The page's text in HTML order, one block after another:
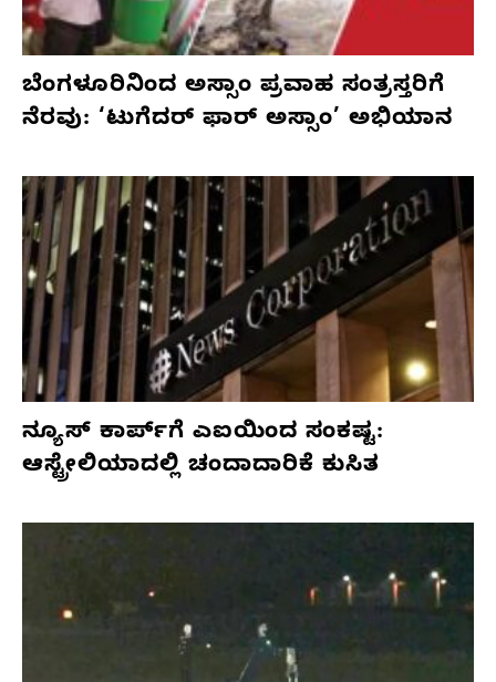
ಬೆಂಗಳೂರಿನಿಂದ ಅಸ್ಸಾಂ ಪ್ರವಾಹ ಸಂತ್ರಸ್ತರಿಗೆ
ನೆರವು: ‘ಟುಗೆದರ್ ಫಾರ್ ಅಸ್ಸಾಂ’ ಅಭಿಯಾನ
ನ್ಯೂಸ್ ಕಾರ್ಪ್‌ಗೆ ಎಐಯಿಂದ ಸಂಕಷ್ಟ:
ಆಸ್ಟ್ರೇಲಿಯಾದಲ್ಲಿ ಚಂದಾದಾರಿಕೆ ಕುಸಿತ